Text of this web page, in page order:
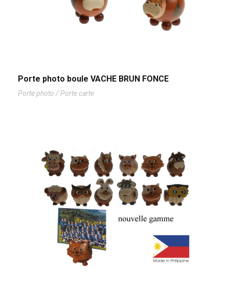
Porte photo boule VACHE BRUN FONCE
Porte photo / Porte carte